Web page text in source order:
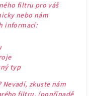
filtru pro váš
nebo nám
informací:
typ
zkuste nám